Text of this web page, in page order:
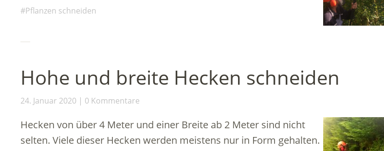
Pflanzen schneiden
Hohe und breite Hecken schneiden
24. Januar 2020 0 Kommentare
Hecken von über 4 Meter und einer Breite ab 2 Meter sind nicht
selten. Viele dieser Hecken werden meistens nur in Form gehalten.